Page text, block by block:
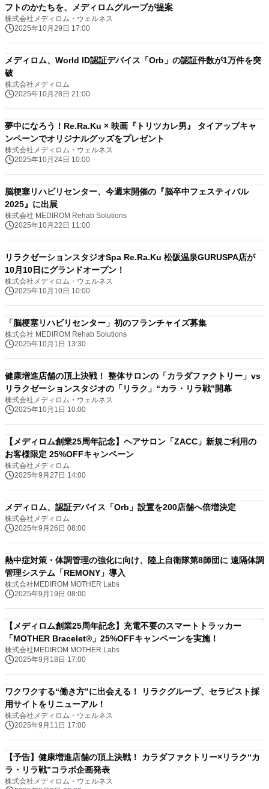
フトのかたちを、メディロムグループが提案
株式会社メディロム・ウェルネス
2025年10月29日 17:00
メディロム、World ID認証デバイス「Orb」の認証件数が1万件を突
破
株式会社メディロム
2025年10月28日 21:00
夢中になろう！Re.Ra.Ku × 映画『トリツカレ男』 タイアップキャ
ンペーンでオリジナルグッズをプレゼント
株式会社メディロム・ウェルネス
2025年10月24日 10:00
脳梗塞リハビリセンター、今週末開催の『脳卒中フェスティバル
2025』に出展
株式会社 MEDIROM Rehab Solutions
2025年10月22日 11:00
リラクゼーションスタジオSpa Re.Ra.Ku 松阪温泉GURUSPA店が
10月10日にグランドオープン！
株式会社メディロム・ウェルネス
2025年10月10日 10:00
「脳梗塞リハビリセンター」初のフランチャイズ募集
株式会社 MEDIROM Rehab Solutions
2025年10月1日 13:30
健康増進店舗の頂上決戦！ 整体サロンの「カラダファクトリー」vs
リラクゼーションスタジオの「リラク」“カラ・リラ戦”開幕
株式会社メディロム・ウェルネス
2025年10月1日 10:00
【メディロム創業25周年記念】ヘアサロン「ZACC」新規ご利用の
お客様限定 25%OFFキャンペーン
株式会社メディロム
2025年9月27日 14:00
メディロム、認証デバイス「Orb」設置を200店舗へ倍増決定
株式会社メディロム
2025年9月26日 08:00
熱中症対策・体調管理の強化に向け、陸上自衛隊第8師団に 遠隔体調
管理システム「REMONY」導入
株式会社MEDIROM MOTHER Labs
2025年9月19日 08:00
【メディロム創業25周年記念】充電不要のスマートトラッカー
「MOTHER Bracelet®︎」25%OFFキャンペーンを実施！
株式会社MEDIROM MOTHER Labs
2025年9月18日 17:00
ワクワクする“働き方”に出会える！ リラクグループ、セラピスト採
用サイトをリニューアル！
株式会社メディロム・ウェルネス
2025年9月11日 17:00
【予告】健康増進店舗の頂上決戦！ カラダファクトリー×リラク“カ
ラ・リラ戦”コラボ企画発表
株式会社メディロム・ウェルネス